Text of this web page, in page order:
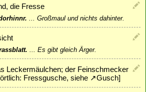
die Fresse
... Großmaul und nichts dahinter.
... Es gibt gleich Ärger.
Leckermäulchen; der Feinschmecker
Fressgusche, siehe ↗Gusch]